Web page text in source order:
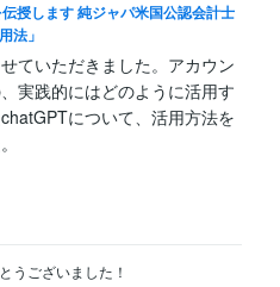
授します 純ジャパ米国公認会計士
法」
ていただきました。アカウン
実践的にはどのように活用す
について、活用方法を
うございました！